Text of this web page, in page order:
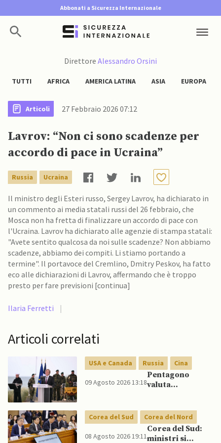
Abbonati a Sicurezza Internazionale
Direttore Alessandro Orsini
TUTTI AFRICA AMERICA LATINA ASIA EUROPA
Articoli 27 Febbraio 2026 07:12
Lavrov: “Non ci sono scadenze per
accordo di pace in Ucraina”
Russia Ucraina
Il ministro degli Esteri russo, Sergey Lavrov, ha dichiarato in
un commento ai media statali russi del 26 febbraio, che
Mosca non ha fretta di finalizzare un accordo di pace con
l'Ucraina. Lavrov ha dichiarato alle agenzie di stampa statali:
"Avete sentito qualcosa da noi sulle scadenze? Non abbiamo
scadenze, abbiamo dei compiti. Li stiamo portando a
termine". Il portavoce del Cremlino, Dmitry Peskov, ha fatto
eco alle dichiarazioni di Lavrov, affermando che è troppo
presto per fare previsioni [continua]
Ilaria Ferretti |
Articoli correlati
USA e Canada Russia Cina
09 Agosto 2026 13:18
Pentagono
valuta
nucleare per
scoraggiare
Cina e Russia
Corea del Sud Corea del Nord
08 Agosto 2026 19:11
Corea del Sud:
ministri si